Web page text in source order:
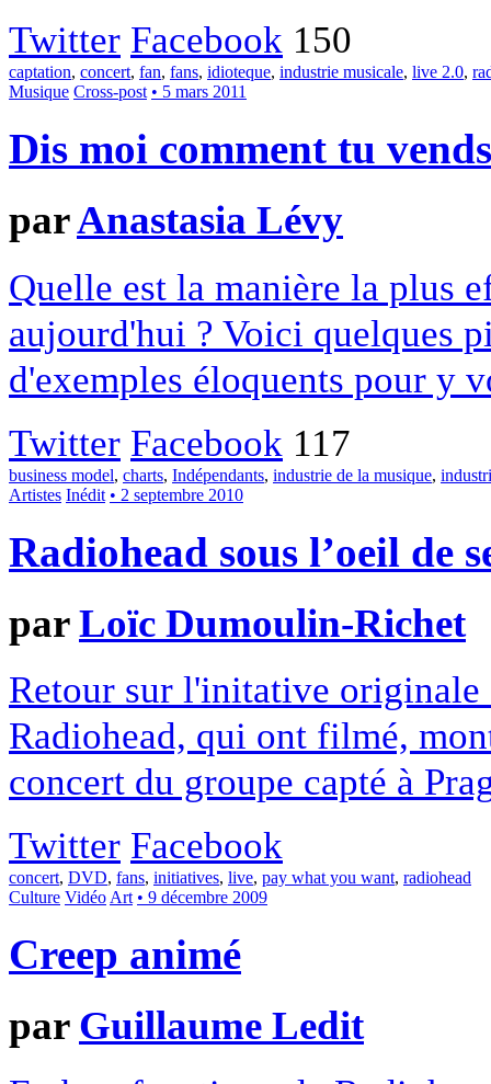
Twitter Facebook 150
captation, concert, fan, fans, idioteque, industrie musicale, live 2.0,
Musique Cross-post • 5 mars 2011
Dis moi comment tu
parAnastasia Lévy
Quelle est la manière la plus
aujourd'hui ? Voici quelques
d'exemples éloquents pour y
Twitter Facebook 117
business model, charts, Indépendants, industrie de la musique,
Artistes Inédit • 2 septembre 2010
Radiohead sous l’oeil de
parLoïc Dumoulin-Richet
Retour sur l'initative originale
Radiohead, qui ont filmé,
concert du groupe capté à
Twitter Facebook
concert, DVD, fans, initiatives, live, pay what you want, radiohead
Culture VidéoArt • 9 décembre 2009
Creep animé
par Guillaume Ledit